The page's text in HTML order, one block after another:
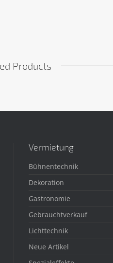
Products
Vermietung
Bühnentechnik
Dekoration
Gastronomie
Gebrauchtverkauf
Lichttechnik
Neue Artikel